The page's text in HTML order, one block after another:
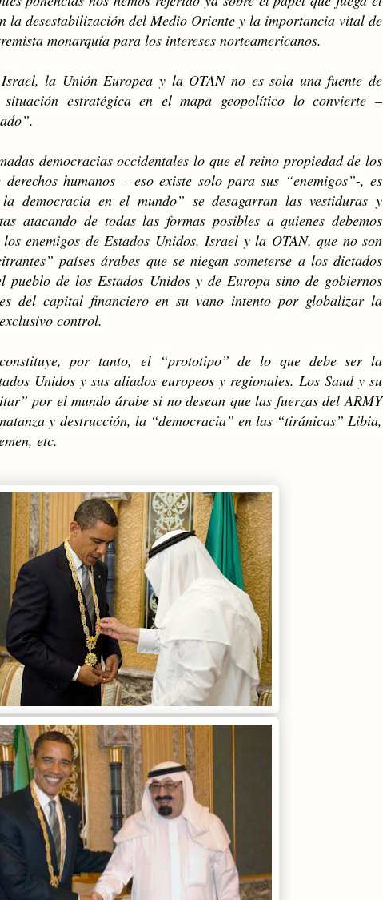
la desestabilización del Medio Oriente y la importancia vital de
monarquía para los intereses norteamericanos.
la Unión Europea y la OTAN no es sola una fuente de
situación estratégica en el mapa geopolítico lo convierte –
democracias occidentales lo que el reino propiedad de los
humanos – eso existe solo para sus “enemigos”-, es
democracia en el mundo” se desagarran las vestiduras y
atacando de todas las formas posibles a quienes debemos
enemigos de Estados Unidos, Israel y la OTAN, que no son
países árabes que se niegan someterse a los dictados
pueblo de los Estados Unidos y de Europa sino de gobiernos
del capital financiero en su vano intento por globalizar la
control.
por tanto, el “prototipo” de lo que debe ser la
Unidos y sus aliados europeos y regionales. Los Saud y su
por el mundo árabe si no desean que las fuerzas del ARMY
y destrucción, la “democracia” en las “tiránicas” Libia,
etc.